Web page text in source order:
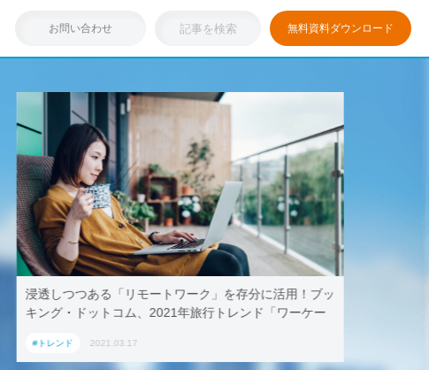
お問い合わせ 無料資料ダウンロード
浸透しつつある「リモートワーク」を存分に活用！ブッ
キング・ドットコム、2021年旅行トレンド「ワーケー
#トレンド 2021.03.17